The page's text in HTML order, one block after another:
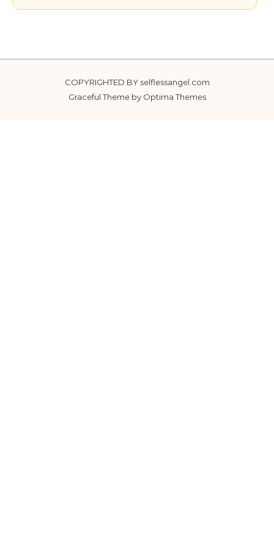
COPYRIGHTED BY selflessangel.com
Graceful Theme by Optima Themes